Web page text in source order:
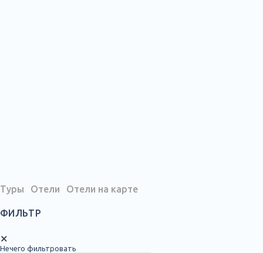
Туры Отели Отели на карте
ФИЛЬТР
×
Нечего фильтровать